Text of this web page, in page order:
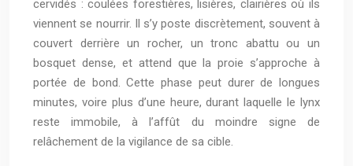
cervidés : coulées forestières, lisières, clairières où ils
viennent se nourrir. Il s’y poste discrètement, souvent à
couvert derrière un rocher, un tronc abattu ou un
bosquet dense, et attend que la proie s’approche à
portée de bond. Cette phase peut durer de longues
minutes, voire plus d’une heure, durant laquelle le lynx
reste immobile, à l’affût du moindre signe de
relâchement de la vigilance de sa cible.